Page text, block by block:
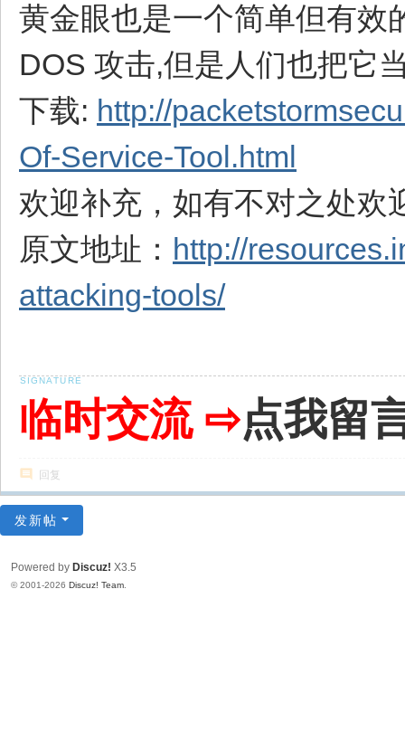
黄金眼也是一个简单但有效
DOS 攻击,但是人们也把它
下载: http://
Of-Service-Tool.html
欢迎补充，如有不对之处欢
原文地址： http://
attacking-tools/
临时交流 ⇨点我留
回复
发新帖
Powered by Discuz! X3.5
© 2001-2026 Discuz! Team